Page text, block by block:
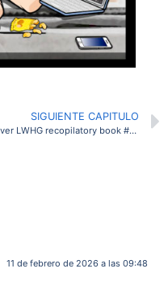
SIGUIENTE CAPITULO
Cover LWHG recopilatory book #2 lineart
11 de febrero de 2026 a las 09:48